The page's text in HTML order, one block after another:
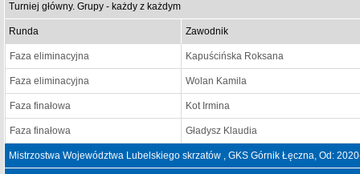
Turniej główny. Grupy - każdy z każdym
Runda Zawodnik
Faza eliminacyjna Kapuścińska Roksana
Faza eliminacyjna Wolan Kamila
Faza finałowa Kot Irmina
Faza finałowa Gładysz Klaudia
Mistrzostwa Województwa Lubelskiego skrzatów , GKS Górnik Łęczna, Od: